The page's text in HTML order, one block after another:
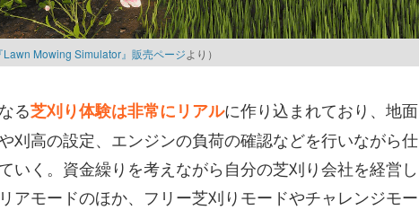
Lawn Mowing Simulator』販売ページより）
る芝刈り体験は非常にリアルに作り込まれており、地面
刈高の設定、エンジンの負荷の確認などを行いながら仕
いく。資金繰りを考えながら自分の芝刈り会社を経営し
アモードのほか、フリー芝刈りモードやチャレンジモー